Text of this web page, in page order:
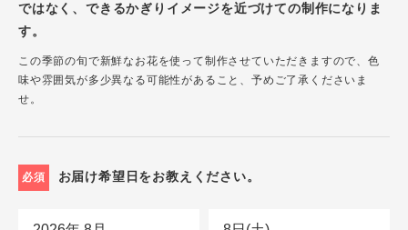
ではなく、できるかぎりイメージを近づけての制作になりま
す。
この季節の旬で新鮮なお花を使って制作させていただきますので、色
味や雰囲気が多少異なる可能性があること、予めご了承くださいま
せ。
必須 お届け希望日をお教えください。